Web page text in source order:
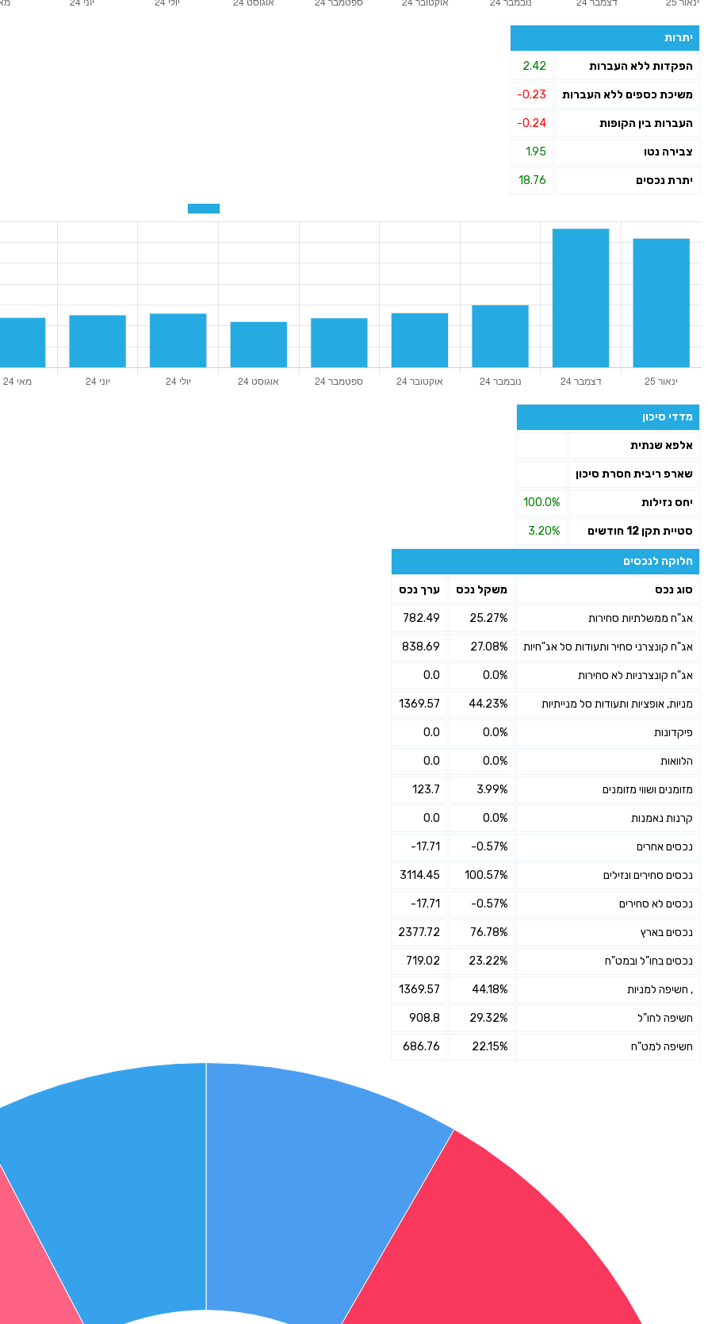
יתרות
הפקדות ללא העברות 2.42
משיכת כספים ללא העברות -0.23
העברות בין הקופות -0.24
צבירה נטו 1.95
יתרת נכסים 18.76
מדדי סיכון
אלפא שנתית
שארפ ריבית חסרת סיכון
יחס נזילות 100.0%
סטיית תקן 12 חודשים 3.20%
חלוקה לנכסים
סוג נכס משקל נכס ערך נכס
אג"ח ממשלתיות סחירות 25.27%
782.49
אג"ח קונצרני סחיר ותעודות סל אג"חיות 27.08%
838.69
אג"ח קונצרניות לא סחירות 0.0%
0.0
מניות, אופציות ותעודות סל מנייתיות 44.23%
1369.57
פיקדונות 0.0%
0.0
הלוואות 0.0%
0.0
מזומנים ושווי מזומנים 3.99%
123.7
קרנות נאמנות 0.0%
0.0
נכסים אחרים -0.57%
-17.71
נכסים סחירים ונזילים 100.57%
3114.45
נכסים לא סחירים -0.57%
-17.71
נכסים בארץ 76.78%
2377.72
נכסים בחו"ל ובמט"ח 23.22%
719.02
, חשיפה למניות 44.18%
1369.57
חשיפה לחו"ל 29.32%
908.8
חשיפה למט"ח 22.15%
686.76